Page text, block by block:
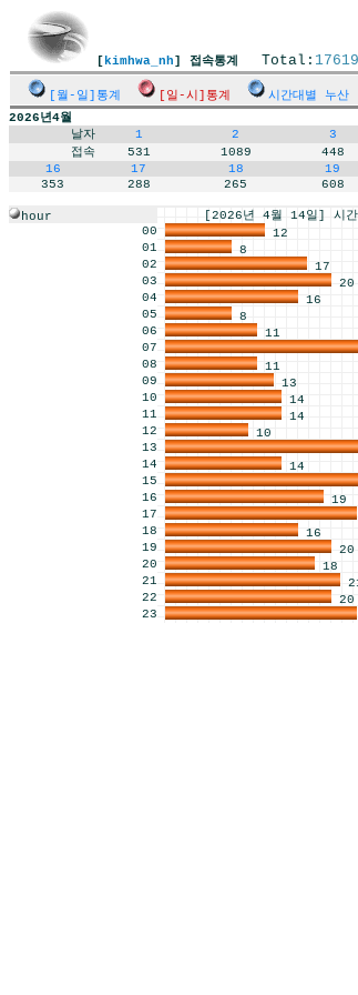
[ kimhwa_nh] 접속통계 Total:
[월-일]통계 [일-시]통계 시간대별 누산
2026년4월
날자
1 2 3
접속
531 1089 448
16
17 18 19
353
288 265 608
hour
[2026년 4월 14일] 시간대
00
12
01
8
02
17
03
20
04
16
05
8
06
11
07
08
11
09
13
10
14
11
14
12
10
13
14
14
15
16
19
17
18
16
19
20
20
18
21
22
20
23